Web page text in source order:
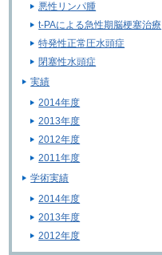
悪性リンパ腫
t-PAによる急性期脳梗塞治療
特発性正常圧水頭症
閉塞性水頭症
実績
2014年度
2013年度
2012年度
2011年度
学術実績
2014年度
2013年度
2012年度